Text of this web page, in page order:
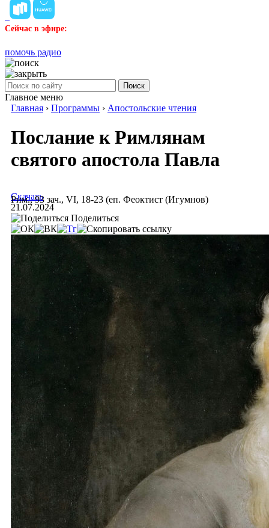
Сейчас в эфире:
помочь радио
Поиск
Главное меню
Главная › Программы › Апостольские чтения
Послание к Римлянам
святого апостола Павла
Рим., 93 зач., VI, 18-23 (еп. Феоктист (Игумнов)
Скачать
21.07.2024
Поделиться